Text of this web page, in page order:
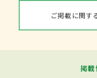
ご掲載に関す
掲載